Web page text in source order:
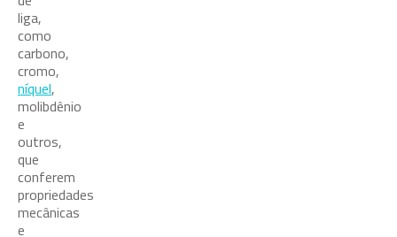
liga,
como
carbono,
cromo,
níquel,
molibdênio
e
outros,
que
conferem
propriedades
mecânicas
e